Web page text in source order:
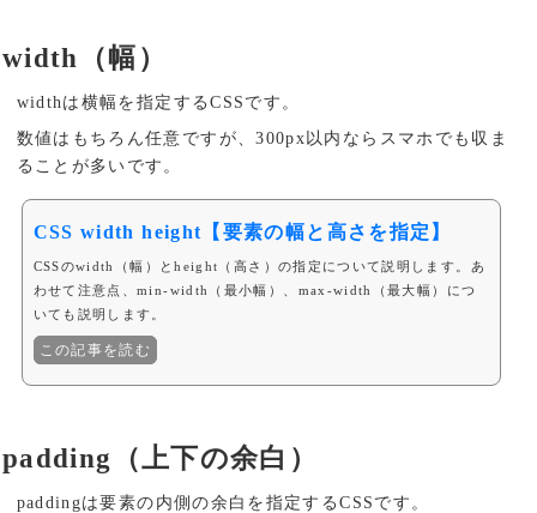
width（幅）
widthは横幅を指定するCSSです。
数値はもちろん任意ですが、300px以内ならスマホでも収ま
ることが多いです。
CSS width height【要素の幅と高さを指定】
CSSのwidth（幅）とheight（高さ）の指定について説明します。あ
わせて注意点、min-width（最小幅）、max-width（最大幅）につ
いても説明します。
この記事を読む
padding（上下の余白）
paddingは要素の内側の余白を指定するCSSです。